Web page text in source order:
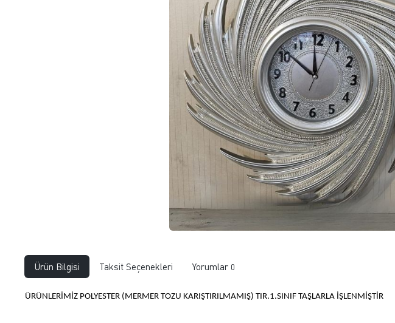
Ürün Bilgisi Taksit Seçenekleri Yorumlar 0
ÜRÜNLERİMİZ POLYESTER (MERMER TOZU KARIŞTIRILMAMIŞ) TIR.1.SINIF TAŞLARLA İŞLENMİŞTİR